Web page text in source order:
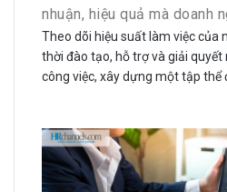
nhuận, hiệu quả mà doanh
Theo dõi hiệu suất làm việc của
thời đào tạo, hỗ trợ và giải
công việc, xây dựng một tập thể